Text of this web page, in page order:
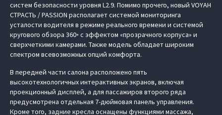
систем безопасности уровня L2.9. Помимо прочего, новый VOYAH
СТРАСТЬ / PASSION располагает системой мониторинга
усталости водителя в режиме реального времени и системой
кругового обзора 360◦ c эффектом «прозрачного корпуса» и
сверхчеткими камерами. Также модель обладает широким
спектром всевозможных опций комфорта.
В передней части салона расположено пять
высокотехнологичных интерактивных экранов, включая
проекционный дисплей, а для пассажиров второго ряда
предусмотрена отдельная 7-дюймовая панель управления.
Кроме того, задние кресла оснащены функциями массажа,